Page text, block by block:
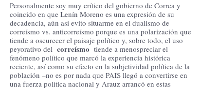
Personalmente soy muy crítico del gobierno de Correa y
coincido en que Lenín Moreno es una expresión de su
decadencia, aún así evito situarme en el dualismo de
correísmo vs. anticorreísmo porque es una polarización que
tiende a oscurecer el paisaje político y, sobre todo, el uso
peyorativo del correísmo tiende a menospreciar el
fenómeno político que marcó la experiencia histórica
reciente, así como su efecto en la subjetividad política de la
población –no es por nada que PAIS llegó a convertirse en
una fuerza política nacional y Arauz arrancó en estas